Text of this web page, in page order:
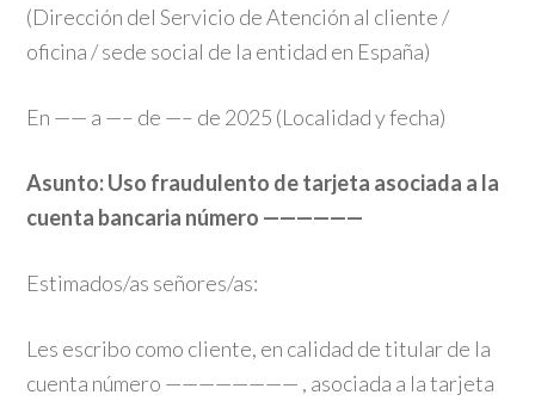
(Dirección del Servicio de Atención al cliente /
oficina / sede social de la entidad en España)
En —— a —– de —– de 2025 (Localidad y fecha)
Asunto: Uso fraudulento de tarjeta asociada a la
cuenta bancaria número ——————
Estimados/as señores/as:
Les escribo como cliente, en calidad de titular de la
cuenta número ———————— , asociada a la tarjeta